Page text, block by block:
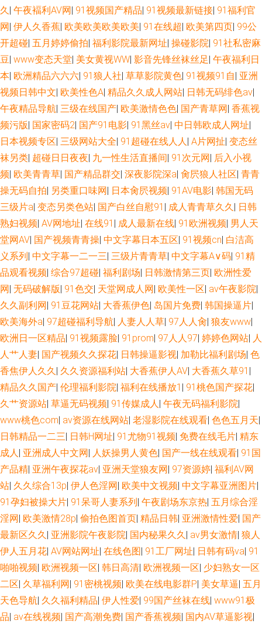
久| 午夜褔利AV网| 91视频国产精品| 91视频最新链接| 91福利官
网| 伊人久香蕉| 欧美欧美欧美欧美| 91在线超| 欧美第四页| 99公
开超碰| 五月婷婷偷拍| 福利影院最新网址| 操碰影院| 91社私密麻
豆| www变态天堂| 美女黄视WW| 影音先锋丝袜丝足| 午夜福利日
本| 欧洲精品六六六| 91狼人社| 草草影院黄色| 91视频91自| 亚洲
视频日韩中文| 欧美性色A| 精品久久成人网站| 日韩无码绯色av|
午夜精品导航| 三级在线国产| 欧美激情色色| 国产青草网| 香蕉视
频污版| 国家密码2| 国产91电影| 91黑丝av| 中日韩欧成人网址|
日本视频专区| 三级网站大全| 91超碰在线人人| A片网扯| 变态丝
袜另类| 超碰日日夜夜| 九一性生活直播间| 91次元网| 后入小视
频| 欧美青青草| 国产精品群交| 深夜影院深a| 肏屄狼人社区| 青青
操无码自拍| 另类重口味网| 日本肏屄视频| 91AV电影| 韩国无码
三级片a| 变态另类色站| 国产白丝自慰91 | 成人青青草久久| 日韩
熟妇视频| AV网地址| 在线91 | 成人最新在线| 91欧洲视频| 男人天
堂网AV| 国产视频青青操| 中文字幕日本五区| 91视频cn| 白洁高
义系列| 中文字幕一二一三| 三级片青青草| 中文字幕A∨码| 91精
品观看视频| 综合97超碰| 福利剧场| 日韩激情第三页| 欧洲性爱
网| 无码破解版| 91色交| 天堂网成人网| 欧美性一区| av午夜影院|
久久副利网| 91豆花网站| 大香蕉伊色| 岛国片免费| 韩国操逼片|
欧美海外a| 97超碰福利导航| 人妻人人草| 97人人肏| 狼友www|
欧洲日一区精品| 91视频露脸| 91prom| 97人人97| 婷婷色网站| 人
人艹人妻| 国产视频久久探花| 日韩操逼影视| 加勒比福利剧场| 色
香焦伊人久久| 久久资源福利站| 大香蕉伊人AV| 大香蕉久草91 |
精品久久国产| 伦理福利影院| 福利在线播放1 | 91桃色国产探花|
久艹资源站| 草逼无码视频| 91传媒成人| 午夜无码福利影院|
www桃色com| av资源在线网站| 老湿影院在线观看| 色色五月天|
日韩精品一二三| 日韩H网址| 91尤物91视频| 免费在线毛片| 精东
成人| 亚洲成人中文网| 人妖操男人黄色| 国产一线在线观看| 91国
产品精| 亚洲午夜探花av| 亚洲天堂狼友网| 97资源婷| 福利AV网
站| 久久综合13p| 伊人色淫网| 欧美中文视频| 中文字幕亚洲图片|
91孕妇被操大片| 91呆哥人妻系列| 午夜剧场东京热| 五月综合淫
淫网| 欧美激情28p| 偷拍色图首页| 精品日韩| 亚洲激情性爱| 国产
最新区久久| 亚洲影院午夜影院| 国内秘果久久| av男女激情| 狼人
伊人五月花| AV网站网址| 在线色图| 91工厂网址| 日韩有码va| 91
啪啪视频| 欧洲视频一区| 韩日高清| 欧洲视频一区| 少妇熟女一区
二区| 久草福利网| 91密桃视频| 欧美在线电影群P| 美女草逼| 五月
天色导航| 久久福利精品| 伊人性爱| 99国产丝袜在线| www91极
品| av在线视频| 国产高潮免费| 国产香蕉视频| 国内AV草逼影视|